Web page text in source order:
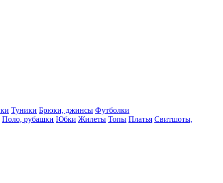
Туники Брюки, джинсы Футболки
Поло, рубашки Юбки Жилеты Топы Платья Свитшоты,